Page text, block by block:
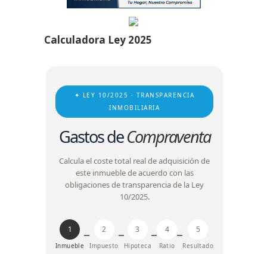
Calculadora Ley 2025
✦ LEY 10/2025 · TRANSPARENCIA
INMOBILIARIA
Gastos deCompraventa
Calcula el coste total real de adquisición de
este inmueble de acuerdo con las
obligaciones de transparencia de la Ley
10/2025.
1
Inmueble
2
Impuesto
3
Hipoteca
4
Ratio
5
Resultado